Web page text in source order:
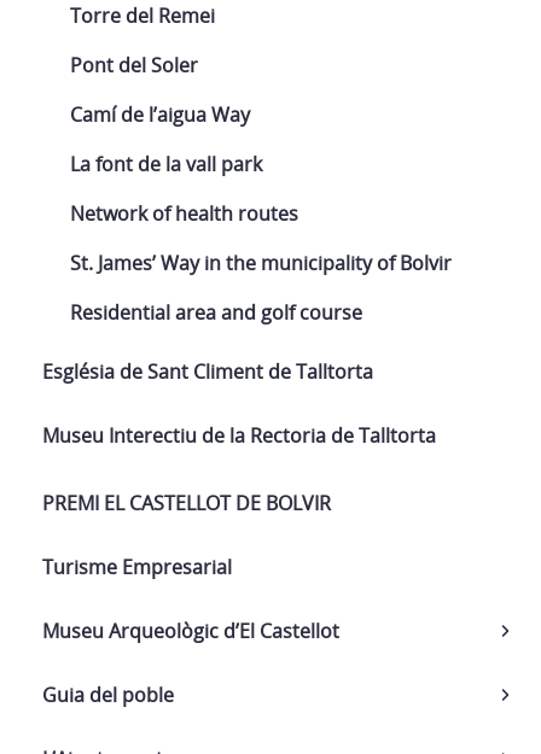
Torre del Remei
Pont del Soler
Camí de l’aigua Way
La font de la vall park
Network of health routes
St. James’ Way in the municipality of Bolvir
Residential area and golf course
Església de Sant Climent de Talltorta
Museu Interectiu de la Rectoria de Talltorta
PREMI EL CASTELLOT DE BOLVIR
Turisme Empresarial
Museu Arqueològic d’El Castellot
Guia del poble